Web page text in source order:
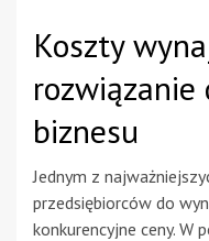
Koszty
rozwiązanie
biznesu
Jednym z
przedsiębiorców do
konkurencyjne ceny. W